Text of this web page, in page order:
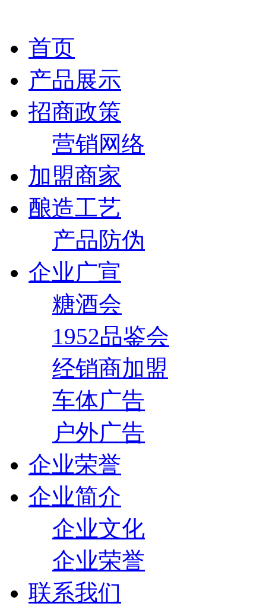
首页
产品展示
招商政策
营销网络
加盟商家
酿造工艺
产品防伪
企业广宣
糖酒会
1952品鉴会
经销商加盟
车体广告
户外广告
企业荣誉
企业简介
企业文化
企业荣誉
联系我们